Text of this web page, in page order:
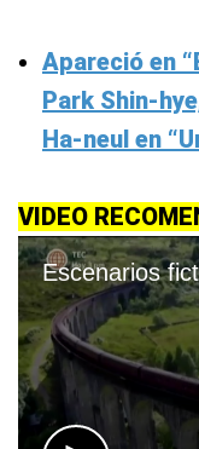
Apareció en
Park Shin-
Ha-neul en
VIDEO